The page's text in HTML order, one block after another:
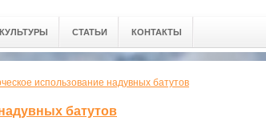
СТАТЬИ КОНТАКТЫ
использование надувных батутов
батутов